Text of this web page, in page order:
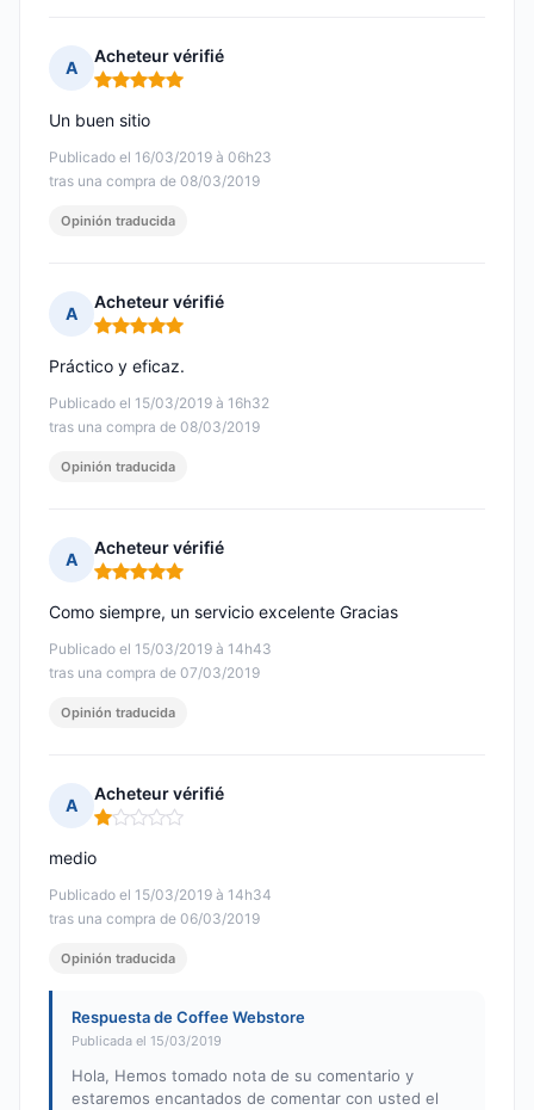
A
Acheteur vérifié
Nota: 5 de 5
Publicado el 16/03/2019 à 06h23
tras una compra de 08/03/2019
Un buen sitio
Opinión traducida
A
Acheteur vérifié
Nota: 5 de 5
Publicado el 15/03/2019 à 16h32
tras una compra de 08/03/2019
Práctico y eficaz.
Opinión traducida
A
Acheteur vérifié
Nota: 5 de 5
Publicado el 15/03/2019 à 14h43
tras una compra de 07/03/2019
Como siempre, un servicio excelente Gracias
Opinión traducida
A
Acheteur vérifié
Nota: 1 de 5
Publicado el 15/03/2019 à 14h34
tras una compra de 06/03/2019
medio
Opinión traducida
Respuesta de Coffee Webstore
Publicada el 15/03/2019
Hola, Hemos tomado nota de su comentario y
estaremos encantados de comentar con usted el